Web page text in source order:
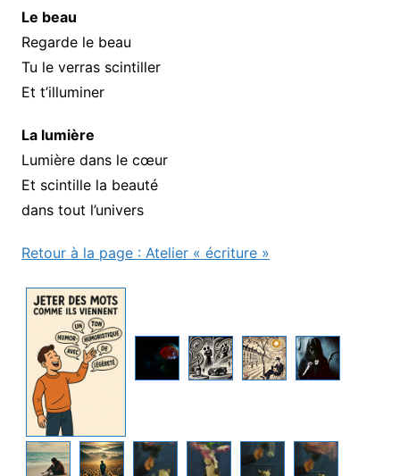
Le beau
Regarde le beau
Tu le verras scintiller
Et t’illuminer
La lumière
Lumière dans le cœur
Et scintille la beauté
dans tout l’univers
Retour à la page : Atelier « écriture »